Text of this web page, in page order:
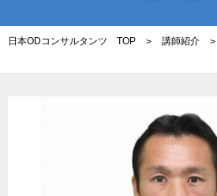
日本ODコンサルタンツ TOP > 講師紹介 >